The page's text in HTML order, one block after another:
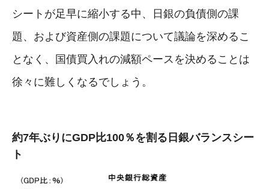
シートが足早に縮小する中、日銀の負債側の課
題、および資産側の課題について議論を深めるこ
となく、国債買入れの減額ペースを決めることは
徐々に難しくなるでしょう。
約7年ぶりにGDP比100％を割る日銀バランスシー
ト